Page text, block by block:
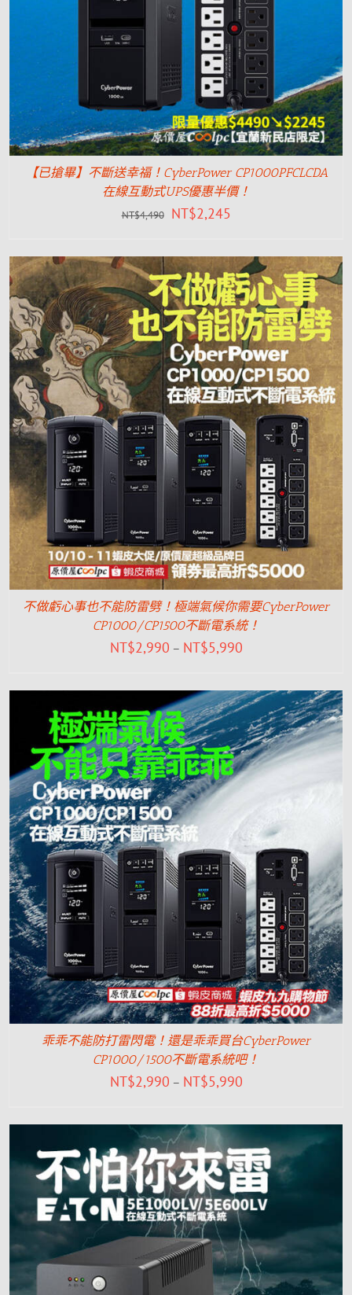
【已搶畢】不斷送幸福！CyberPower CP1000PFCLCDA
在線互動式UPS優惠半價！
NT$4,490 NT$2,245
不做虧心事也不能防雷劈！極端氣候你需要CyberPower
CP1000/CP1500不斷電系統！
NT$2,990 – NT$5,990
乖乖不能防打雷閃電！還是乖乖買台CyberPower
CP1000/1500不斷電系統吧！
NT$2,990 – NT$5,990